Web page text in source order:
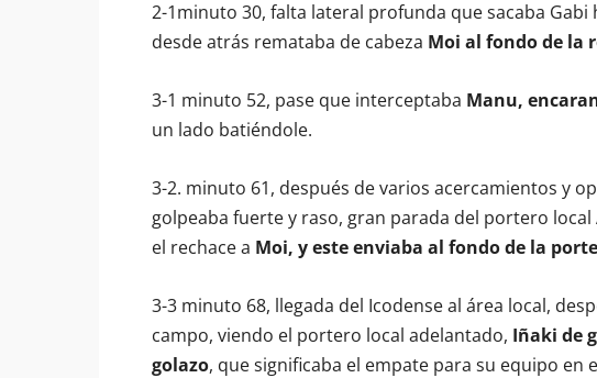
2-1minuto 30, falta lateral profunda que sacaba
desde atrás remataba de cabeza Moi al fondo de la
3-1 minuto 52, pase que interceptaba Manu,
un lado batiéndole.
3-2. minuto 61, después de varios acercamientos y
golpeaba fuerte y raso, gran parada del portero
el rechace a Moi, y este enviaba al fondo de la
3-3 minuto 68, llegada del Icodense al área local,
campo, viendo el portero local adelantado, Iñaki de
golazo, que significaba el empate para su equipo en